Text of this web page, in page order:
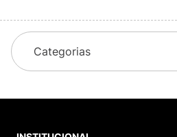
Categorias